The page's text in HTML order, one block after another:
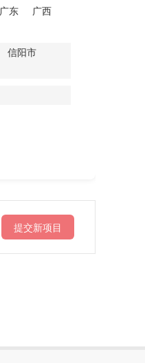
广东
广西
信阳市
提交新项目